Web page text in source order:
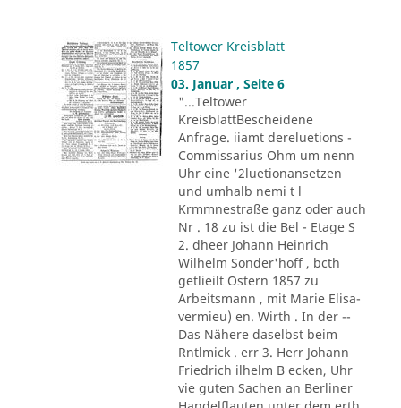
Teltower Kreisblatt
1857
03. Januar , Seite 6
"...Teltower
KreisblattBescheidene
Anfrage. iiamt dereluetions -
Commissarius Ohm um nenn
Uhr eine '2luetionansetzen
und umhalb nemi t l
Krmmnestraße ganz oder auch
Nr . 18 zu ist die Bel - Etage S
2. dheer Johann Heinrich
Wilhelm Sonder'hoff , bcth
getlieilt Ostern 1857 zu
Arbeitsmann , mit Marie Elisa-
vermieu) en. Wirth . In der --
Das Nähere daselbst beim
Rntlmick . err 3. Herr Johann
Friedrich ilhelm B ecken, Uhr
vie guten Sachen an Berliner